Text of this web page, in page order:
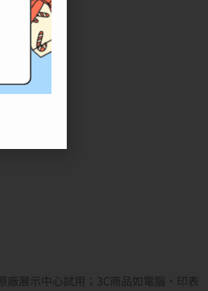
展示中心試用；3C商品如電腦、印表